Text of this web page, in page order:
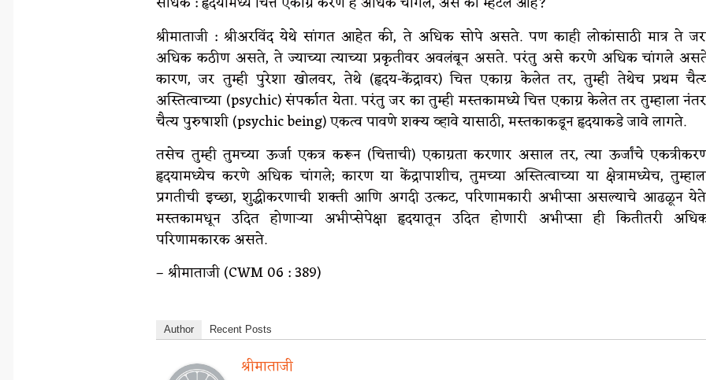
श्रीमाताजी : श्रीअरविंद येथे सांगत आहेत की, ते अधिक सोपे असते. पण काही लोकांसाठी मात्र ते
अधिक कठीण असते, ते ज्याच्या त्याच्या प्रकृतीवर अवलंबून असते. परंतु असे करणे अधिक चांगले
कारण, जर तुम्ही पुरेशा खोलवर, तेथे (हृदय-केंद्रावर) चित्त एकाग्र केलेत तर, तुम्ही तेथेच प्रथम
अस्तित्वाच्या (psychic) संपर्कात येता. परंतु जर का तुम्ही मस्तकामध्ये चित्त एकाग्र केलेत तर तुम्हाला
चैत्य पुरुषाशी (psychic being) एकत्व पावणे शक्य व्हावे यासाठी, मस्तकाकडून हृदयाकडे जावे लागते.
तसेच तुम्ही तुमच्या ऊर्जा एकत्र करून (चित्ताची) एकाग्रता करणार असाल तर, त्या ऊर्जांचे
हृदयामध्येच करणे अधिक चांगले; कारण या केंद्रापाशीच, तुमच्या अस्तित्वाच्या या क्षेत्रामध्येच,
प्रगतीची इच्छा, शुद्धीकरणाची शक्ती आणि अगदी उत्कट, परिणामकारी अभीप्सा असल्याचे आढळून
मस्तकामधून उदित होणाऱ्या अभीप्सेपेक्षा हृदयातून उदित होणारी अभीप्सा ही कितीतरी
परिणामकारक असते.
– श्रीमाताजी (CWM 06 : 389)
Author Recent Posts
श्रीमाताजी